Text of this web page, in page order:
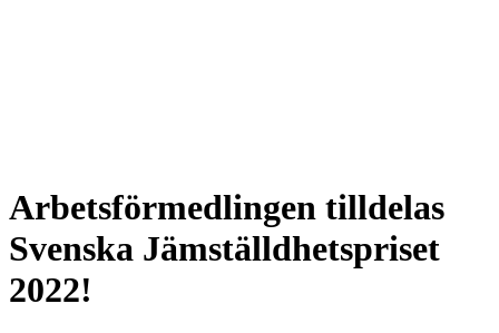
Arbetsförmedlingen tilldelas
Svenska Jämställdhetspriset
2022!